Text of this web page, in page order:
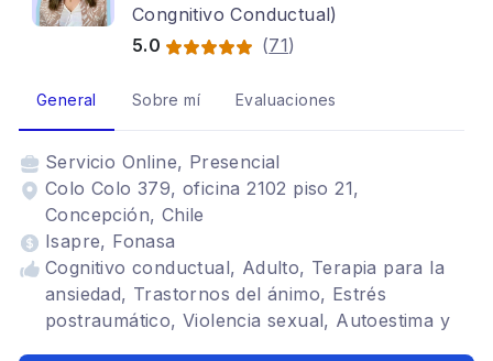
Congnitivo Conductual)
5.0
(71)
General Sobre mí Evaluaciones
Servicio Online, Presencial
Colo Colo 379, oficina 2102 piso 21,
Concepción, Chile
Isapre, Fonasa
Cognitivo conductual, Adulto, Terapia para la
ansiedad, Trastornos del ánimo, Estrés
postraumático, Violencia sexual, Autoestima y